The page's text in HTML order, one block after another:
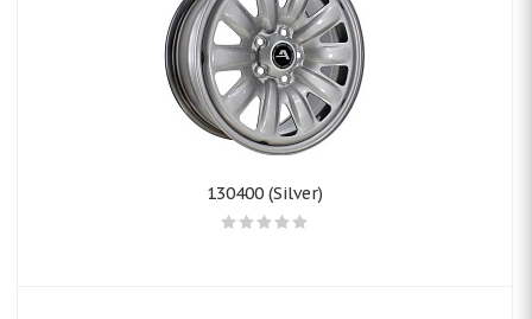
130400 (Silver)